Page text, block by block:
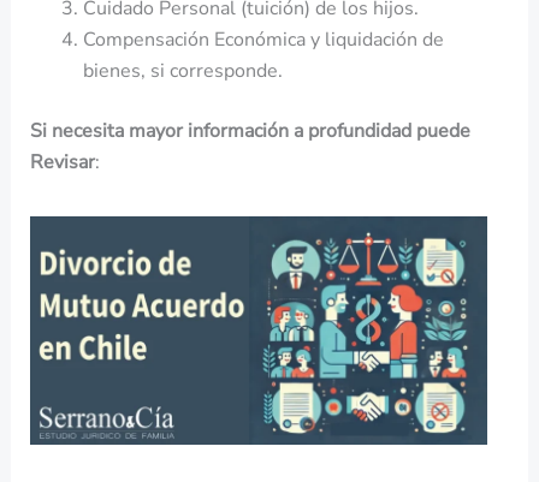
Cuidado Personal (tuición) de los hijos.
Compensación Económica y liquidación de
bienes, si corresponde.
Si necesita mayor información a profundidad puede
Revisar: